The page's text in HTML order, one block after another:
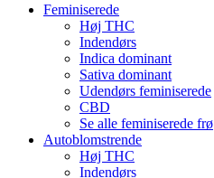
Feminiserede
Høj THC
Indendørs
Indica dominant
Sativa dominant
Udendørs feminiserede
CBD
Se alle feminiserede frø
Autoblomstrende
Høj THC
Indendørs